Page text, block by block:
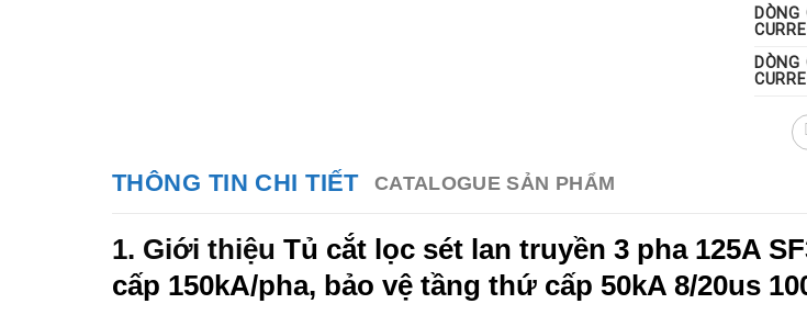
THÔNG TIN CHI TIẾT CATALOGUE SẢN PHẨM
1. Giới thiệu Tủ cắt lọc sét lan truyền 3 pha 125A
cấp 150kA/pha, bảo vệ tầng thứ cấp 50kA 8/20us